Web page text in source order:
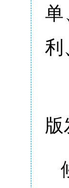
单
利
版